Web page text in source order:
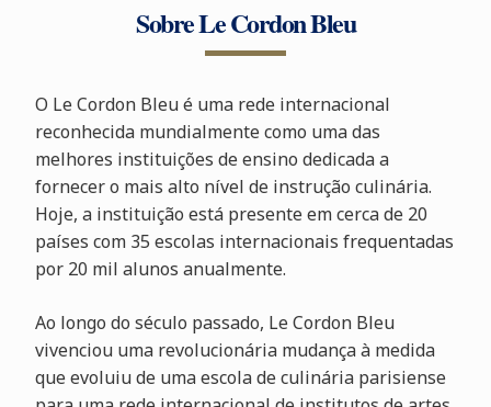
Sobre Le Cordon Bleu
O Le Cordon Bleu é uma rede internacional
reconhecida mundialmente como uma das
melhores instituições de ensino dedicada a
fornecer o mais alto nível de instrução culinária.
Hoje, a instituição está presente em cerca de 20
países com 35 escolas internacionais frequentadas
por 20 mil alunos anualmente.
Ao longo do século passado, Le Cordon Bleu
vivenciou uma revolucionária mudança à medida
que evoluiu de uma escola de culinária parisiense